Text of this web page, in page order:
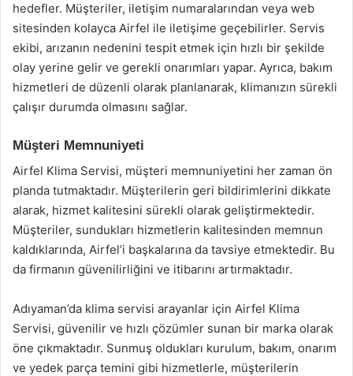
hedefler. Müşteriler, iletişim numaralarından veya web
sitesinden kolayca Airfel ile iletişime geçebilirler. Servis
ekibi, arızanın nedenini tespit etmek için hızlı bir şekilde
olay yerine gelir ve gerekli onarımları yapar. Ayrıca, bakım
hizmetleri de düzenli olarak planlanarak, klimanızın sürekli
çalışır durumda olmasını sağlar.
Müşteri Memnuniyeti
Airfel Klima Servisi, müşteri memnuniyetini her zaman ön
planda tutmaktadır. Müşterilerin geri bildirimlerini dikkate
alarak, hizmet kalitesini sürekli olarak geliştirmektedir.
Müşteriler, sundukları hizmetlerin kalitesinden memnun
kaldıklarında, Airfel’i başkalarına da tavsiye etmektedir. Bu
da firmanın güvenilirliğini ve itibarını artırmaktadır.
Adıyaman’da klima servisi arayanlar için Airfel Klima
Servisi, güvenilir ve hızlı çözümler sunan bir marka olarak
öne çıkmaktadır. Sunmuş oldukları kurulum, bakım, onarım
ve yedek parça temini gibi hizmetlerle, müşterilerin